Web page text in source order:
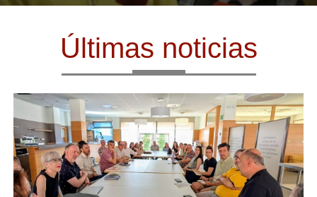
Últimas noticias